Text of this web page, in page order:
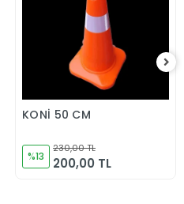
Sepete Ekle
KONİ 50 CM
%13
230,00 TL
200,00 TL